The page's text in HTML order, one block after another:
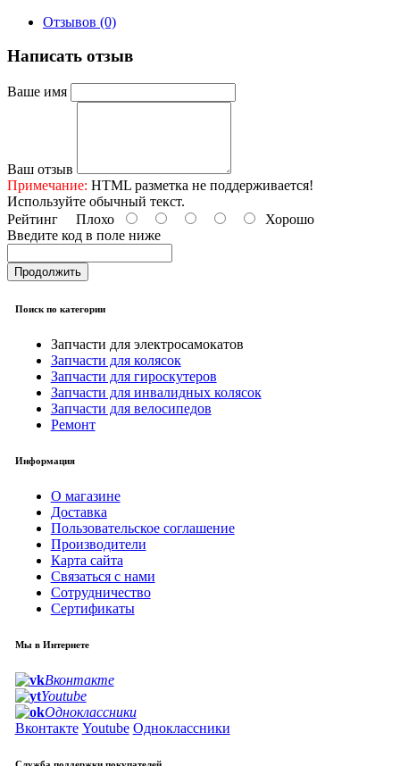
Отзывов (0)
Написать отзыв
Ваше имя
Ваш отзыв
Примечание: HTML разметка не поддерживается!
Используйте обычный текст.
Рейтинг Плохо
Хорошо
Введите код в поле ниже
Продолжить
Поиск по категории
Запчасти для электросамокатов
Запчасти для колясок
Запчасти для гироскутеров
Запчасти для инвалидных колясок
Запчасти для велосипедов
Ремонт
Информация
О магазине
Доставка
Пользовательское соглашение
Производители
Карта сайта
Связаться с нами
Сотрудничество
Сертификаты
Мы в Интернете
Вконтакте
Youtube
Одноклассники
Вконтакте Youtube Одноклассники